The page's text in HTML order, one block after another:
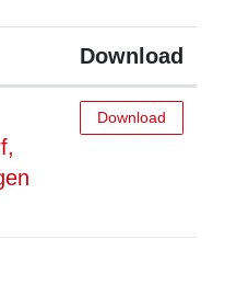
Download
Download